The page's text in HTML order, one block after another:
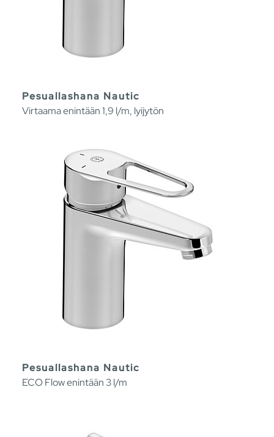
Pesuallashana Nautic
Virtaama enintään 1,9 l/m, lyijytön
Pesuallashana Nautic
ECO Flow enintään 3 l/m